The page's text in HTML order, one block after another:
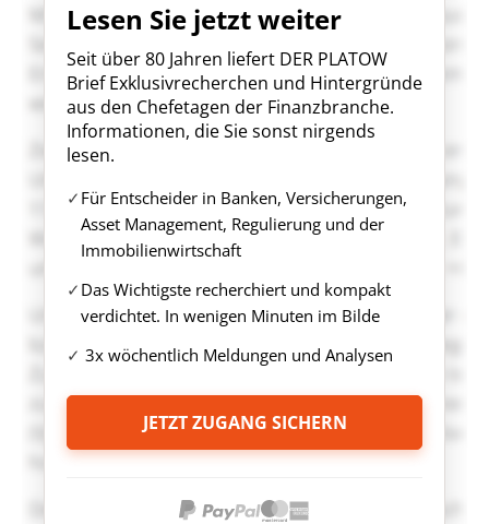
Lesen Sie jetzt weiter
Seit über 80 Jahren liefert DER PLATOW
Brief Exklusivrecherchen und Hintergründe
aus den Chefetagen der Finanzbranche.
Informationen, die Sie sonst nirgends
lesen.
Für Entscheider in Banken, Versicherungen,
Asset Management, Regulierung und der
Immobilienwirtschaft
Das Wichtigste recherchiert und kompakt
verdichtet. In wenigen Minuten im Bilde
3x wöchentlich Meldungen und Analysen
JETZT ZUGANG SICHERN